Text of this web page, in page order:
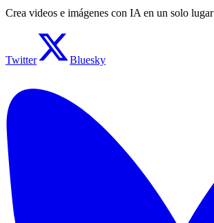
Crea videos e imágenes con IA en un solo lugar
Twitter Bluesky